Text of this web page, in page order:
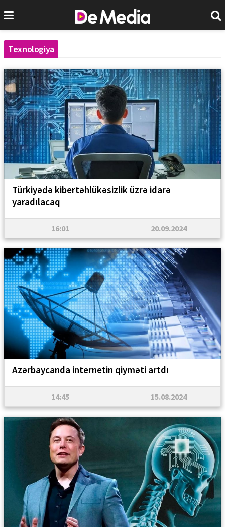
Texnologiya
Türkiyədə kibertəhlükəsizlik üzrə idarə
yaradılacaq
16:01 20.09.2024
Azərbaycanda internetin qiyməti artdı
14:45 15.08.2024